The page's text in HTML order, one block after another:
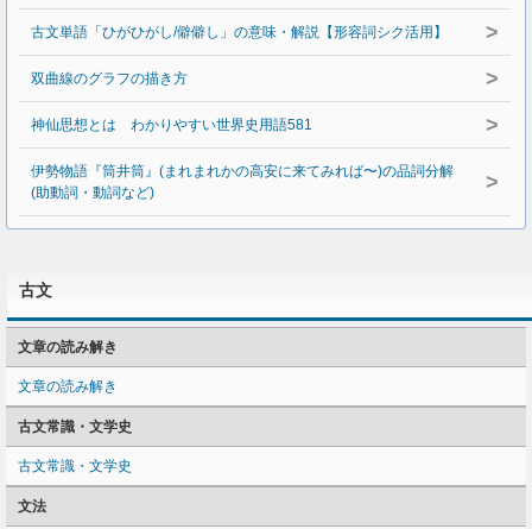
古文単語「ひがひがし/僻僻し」の意味・解説【形容詞シク活用】 >
双曲線のグラフの描き方 >
神仙思想とは わかりやすい世界史用語581 >
伊勢物語『筒井筒』(まれまれかの高安に来てみれば〜)の品詞分解
(助動詞・動詞など)
>
古文
文章の読み解き
文章の読み解き
古文常識・文学史
古文常識・文学史
文法